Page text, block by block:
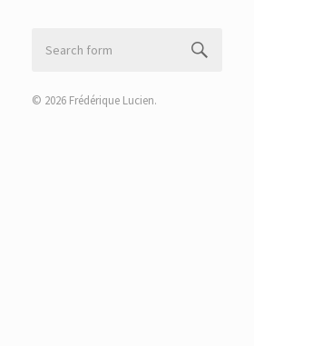
© 2026 Frédérique Lucien.